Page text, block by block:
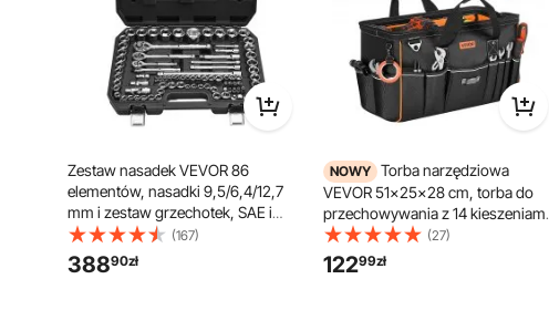
Zestaw nasadek VEVOR 86
elementów, nasadki 9,5/6,4/12,7
mm i zestaw grzechotek, SAE i
metryczne, zestaw narzędzi z
kluczem grzechotkowym,
akcesoria i walizka, stal stopowa
(167)
38890zł
NOWY Torba narzędziowa
VEVOR 51x25x28 cm, torba do
przechowywania z 14 kieszeniami
wewnętrznymi i 19 kieszeniami
zewnętrznymi, wodoodporny
organizer na narzędzia z poliestru
(27)
12299zł